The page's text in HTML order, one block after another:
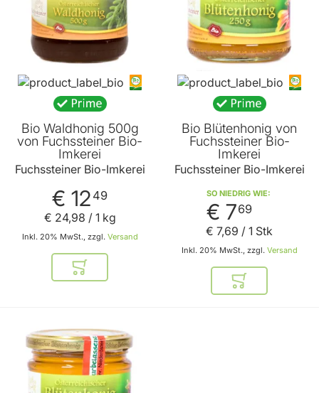
Bio Waldhonig 500g
von Fuchssteiner Bio-
Imkerei
Fuchssteiner Bio-Imkerei
€ 12 49
Inkl. 20% MwSt., zzgl. Versand
€ 24,98 / 1 kg
In den Warenkorb
Bio Blütenhonig von
Fuchssteiner Bio-
Imkerei
Fuchssteiner Bio-Imkerei
SO NIEDRIG WIE
€ 769
Inkl. 20% MwSt., zzgl. Versand
€ 7,69 / 1 Stk
In den